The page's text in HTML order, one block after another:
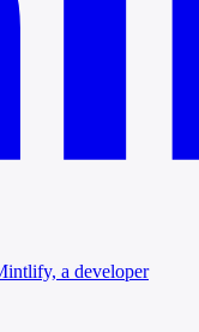
a developer